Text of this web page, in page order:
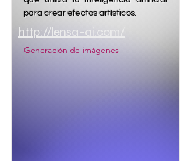
para crear efectos artísticos.
http://lensa-ai.com/
Generación de imágenes